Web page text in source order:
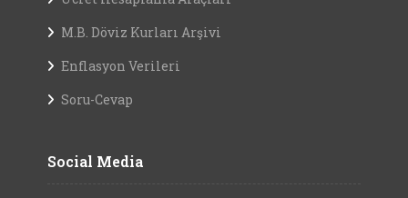
M.B. Döviz Kurları Arşivi
Enflasyon Verileri
Soru-Cevap
Social Media